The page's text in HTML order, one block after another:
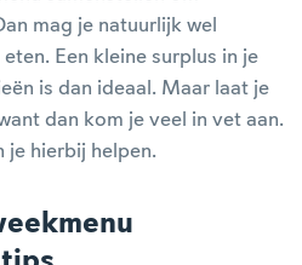
mag je natuurlijk wel
Een kleine surplus in je
is dan ideaal. Maar laat je
dan kom je veel in vet aan.
je hierbij helpen.